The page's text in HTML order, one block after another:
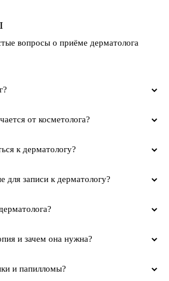
вопросы о приёме дерматолога
от косметолога?
к дерматологу?
для записи к дерматологу?
и зачем она нужна?
и папилломы?